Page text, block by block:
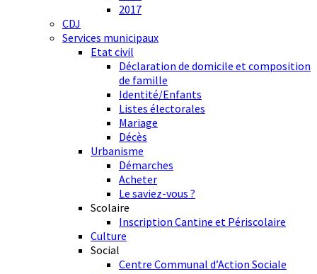
2017
CDJ
Services municipaux
Etat civil
Déclaration de domicile et composition
de famille
Identité/Enfants
Listes électorales
Mariage
Décès
Urbanisme
Démarches
Acheter
Le saviez-vous ?
Scolaire
Inscription Cantine et Périscolaire
Culture
Social
Centre Communal d’Action Sociale